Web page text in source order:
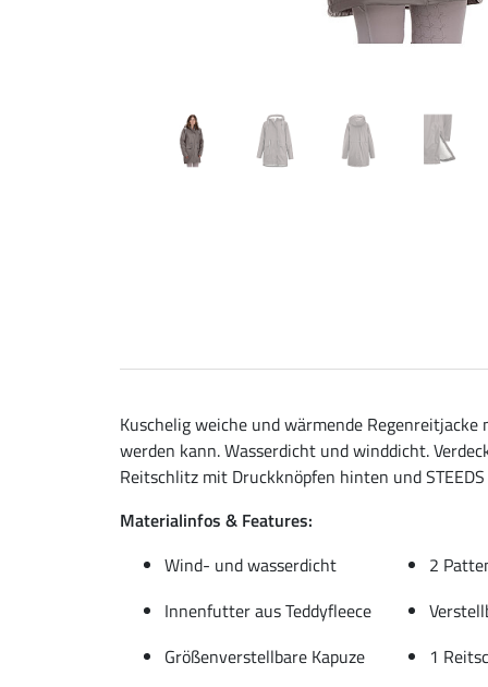
Kuschelig weiche und wärmende
werden kann. Wasserdicht und winddicht.
Reitschlitz mit Druckknöpfen hinten und
Materialinfos & Features:
Wind- und wasserdicht
2
Innenfutter aus Teddyfleece
Größenverstellbare Kapuze
1